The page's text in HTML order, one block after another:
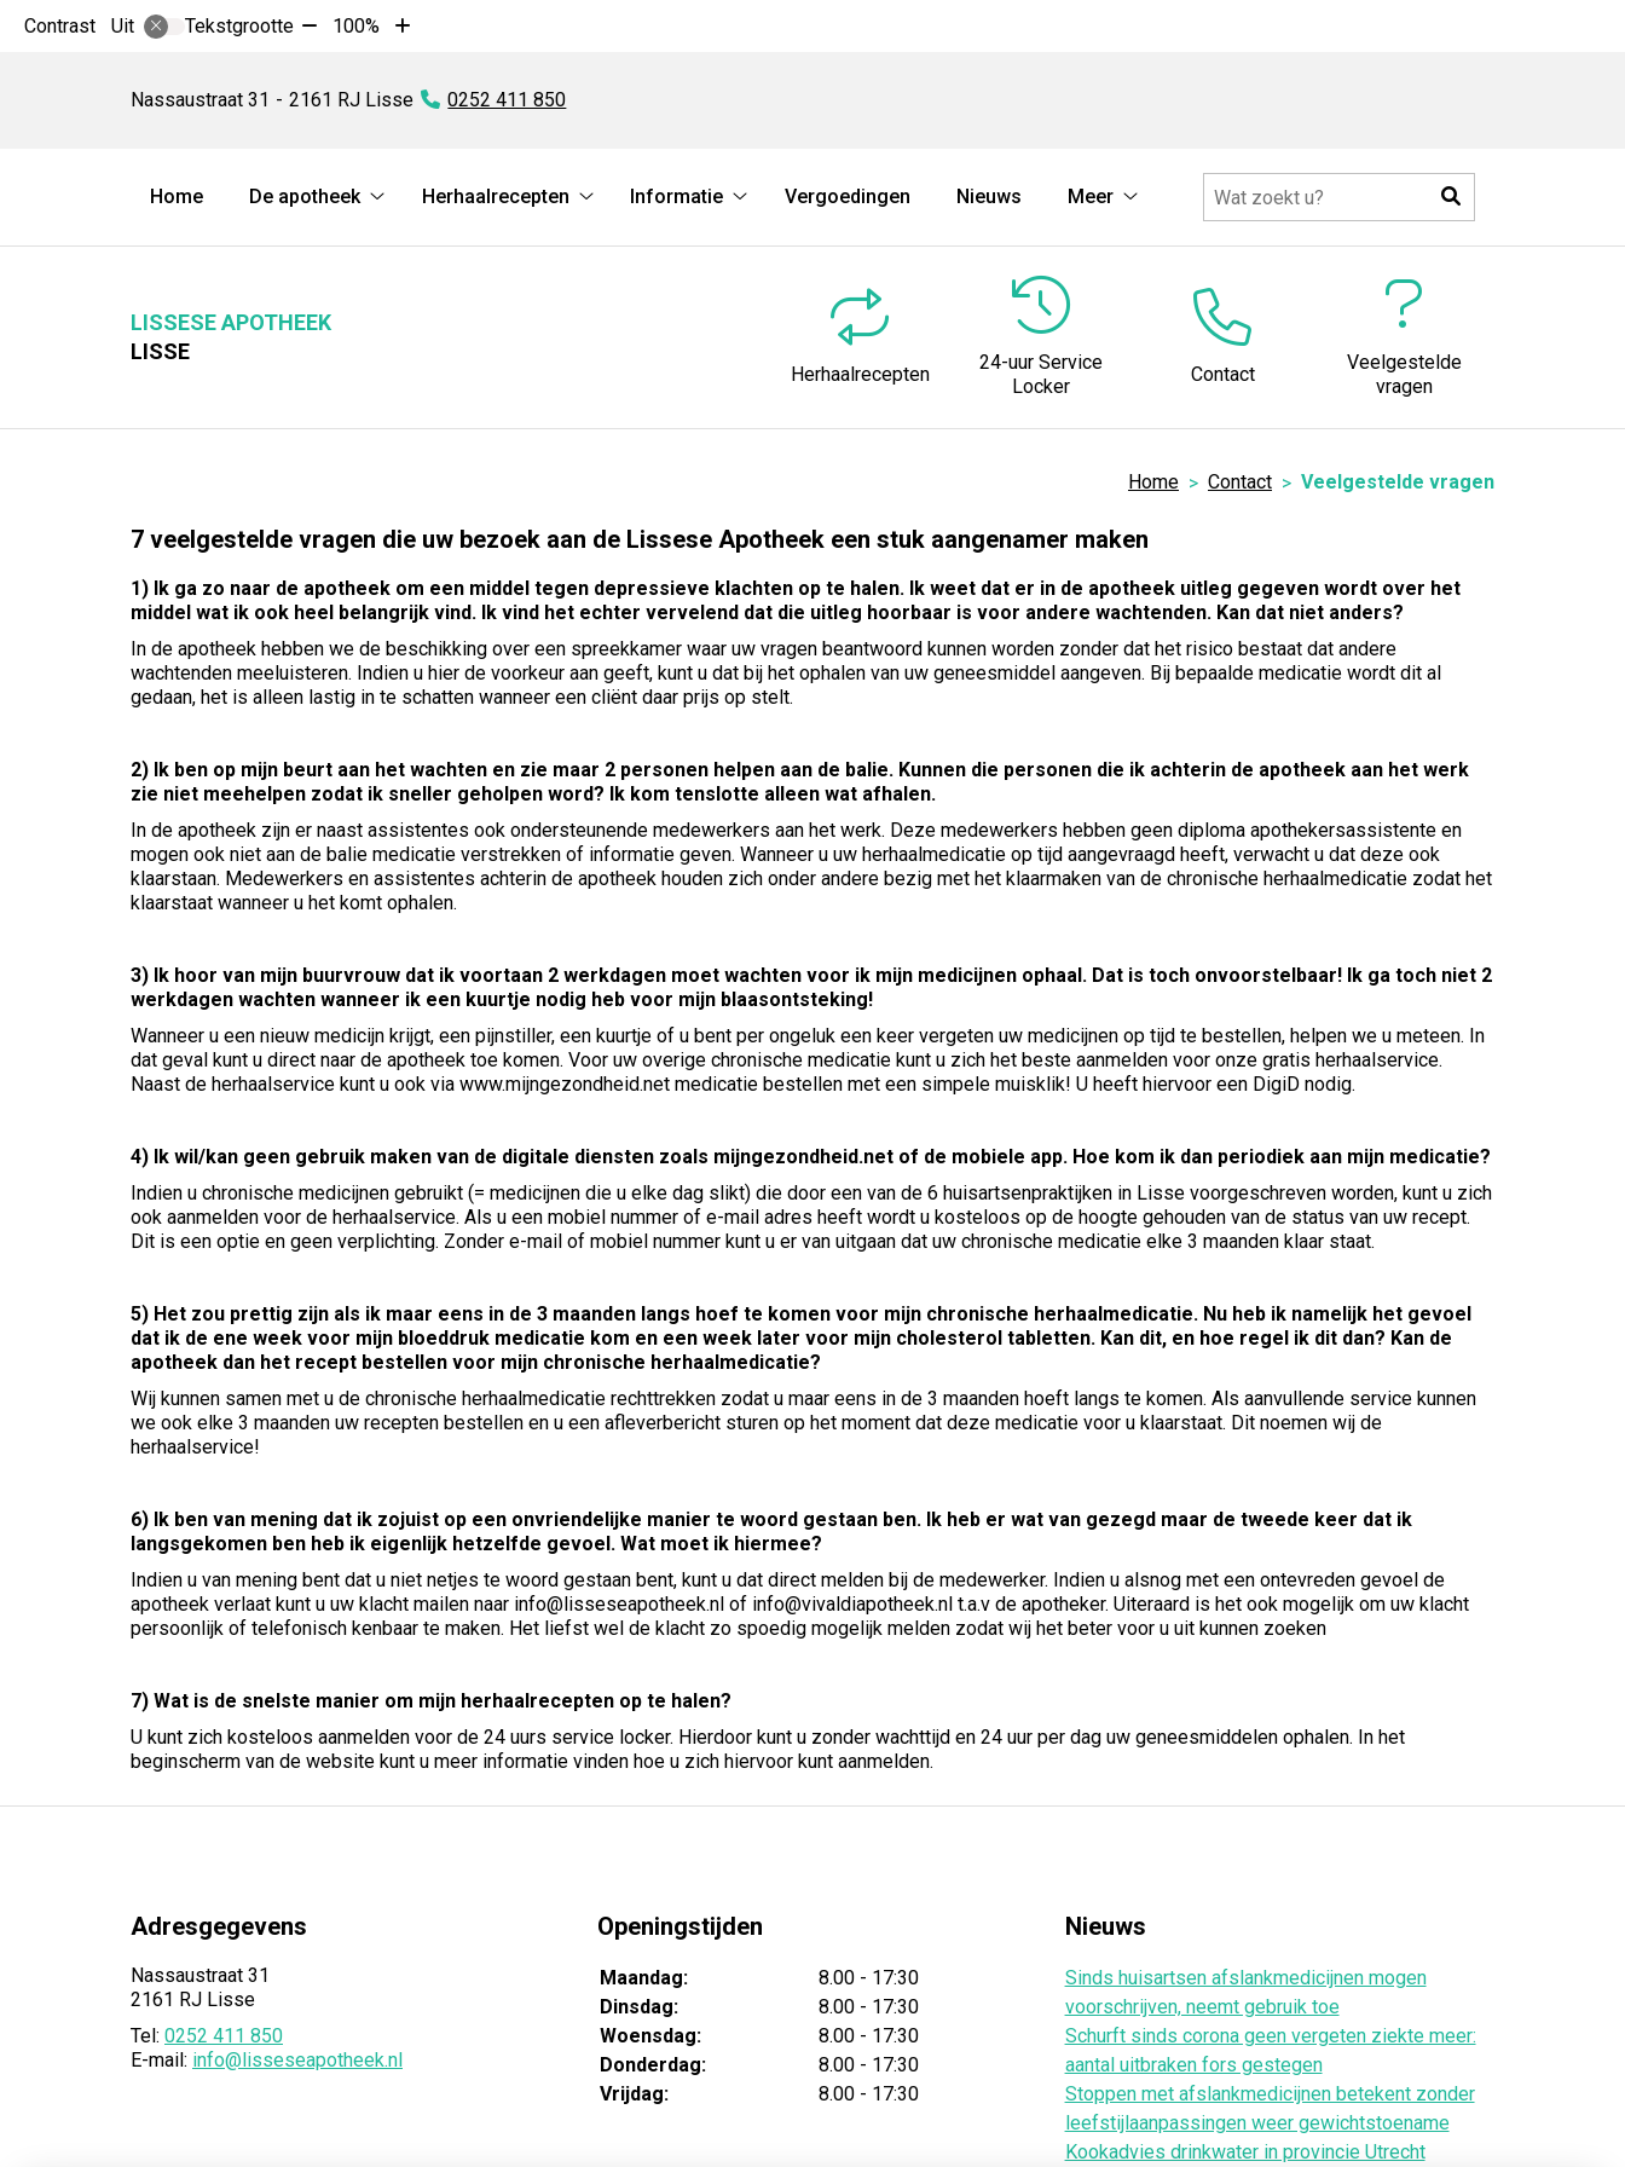
Contrast Uit Tekstgrootte Tekst
10%
100%
Tekst
10%
Nassaustraat 31 2161 RJ Lisse Tel:
0252 411 850
Hoofdmenu
Home
De apotheek
apotheek
Herhaalrecepten
submenu
Informatie
submenu
Vergoedingen Nieuws
Meer
submenu
Zoeken
LISSESE APOTHEEK
LISSE
Herhaalrecepten
24-uur Service
Locker
Contact
Veelgestelde
vragen
Home Contact Veelgestelde vragen
7 veelgestelde vragen die uw bezoek aan de Lissese Apotheek een stuk aangenamer maken
1) Ik ga zo naar de apotheek om een middel tegen depressieve klachten op te halen. Ik weet dat er in de apotheek uitleg gegeven wordt over het
middel wat ik ook heel belangrijk vind. Ik vind het echter vervelend dat die uitleg hoorbaar is voor andere wachtenden. Kan dat niet anders?
In de apotheek hebben we de beschikking over een spreekkamer waar uw vragen beantwoord kunnen worden zonder dat het risico bestaat dat andere
wachtenden meeluisteren. Indien u hier de voorkeur aan geeft, kunt u dat bij het ophalen van uw geneesmiddel aangeven. Bij bepaalde medicatie wordt dit al
gedaan, het is alleen lastig in te schatten wanneer een cliënt daar prijs op stelt.
2) Ik ben op mijn beurt aan het wachten en zie maar 2 personen helpen aan de balie. Kunnen die personen die ik achterin de apotheek aan het werk
zie niet meehelpen zodat ik sneller geholpen word? Ik kom tenslotte alleen wat afhalen.
In de apotheek zijn er naast assistentes ook ondersteunende medewerkers aan het werk. Deze medewerkers hebben geen diploma apothekersassistente en
mogen ook niet aan de balie medicatie verstrekken of informatie geven. Wanneer u uw herhaalmedicatie op tijd aangevraagd heeft, verwacht u dat deze ook
klaarstaan. Medewerkers en assistentes achterin de apotheek houden zich onder andere bezig met het klaarmaken van de chronische herhaalmedicatie zodat het
klaarstaat wanneer u het komt ophalen.
3) Ik hoor van mijn buurvrouw dat ik voortaan 2 werkdagen moet wachten voor ik mijn medicijnen ophaal. Dat is toch onvoorstelbaar! Ik ga toch niet 2
werkdagen wachten wanneer ik een kuurtje nodig heb voor mijn blaasontsteking!
Wanneer u een nieuw medicijn krijgt, een pijnstiller, een kuurtje of u bent per ongeluk een keer vergeten uw medicijnen op tijd te bestellen, helpen we u meteen. In
dat geval kunt u direct naar de apotheek toe komen. Voor uw overige chronische medicatie kunt u zich het beste aanmelden voor onze gratis herhaalservice.
Naast de herhaalservice kunt u ook via www.mijngezondheid.net medicatie bestellen met een simpele muisklik! U heeft hiervoor een DigiD nodig.
4) Ik wil/kan geen gebruik maken van de digitale diensten zoals mijngezondheid.net of de mobiele app. Hoe kom ik dan periodiek aan mijn medicatie?
Indien u chronische medicijnen gebruikt (= medicijnen die u elke dag slikt) die door een van de 6 huisartsenpraktijken in Lisse voorgeschreven worden, kunt u zich
ook aanmelden voor de herhaalservice. Als u een mobiel nummer of e-mail adres heeft wordt u kosteloos op de hoogte gehouden van de status van uw recept.
Dit is een optie en geen verplichting. Zonder e-mail of mobiel nummer kunt u er van uitgaan dat uw chronische medicatie elke 3 maanden klaar staat.
5) Het zou prettig zijn als ik maar eens in de 3 maanden langs hoef te komen voor mijn chronische herhaalmedicatie. Nu heb ik namelijk het gevoel
dat ik de ene week voor mijn bloeddruk medicatie kom en een week later voor mijn cholesterol tabletten. Kan dit, en hoe regel ik dit dan? Kan de
apotheek dan het recept bestellen voor mijn chronische herhaalmedicatie?
Wij kunnen samen met u de chronische herhaalmedicatie rechttrekken zodat u maar eens in de 3 maanden hoeft langs te komen. Als aanvullende service kunnen
we ook elke 3 maanden uw recepten bestellen en u een afleverbericht sturen op het moment dat deze medicatie voor u klaarstaat. Dit noemen wij de
herhaalservice!
6) Ik ben van mening dat ik zojuist op een onvriendelijke manier te woord gestaan ben. Ik heb er wat van gezegd maar de tweede keer dat ik
langsgekomen ben heb ik eigenlijk hetzelfde gevoel. Wat moet ik hiermee?
Indien u van mening bent dat u niet netjes te woord gestaan bent, kunt u dat direct melden bij de medewerker. Indien u alsnog met een ontevreden gevoel de
apotheek verlaat kunt u uw klacht mailen naar info@lisseseapotheek.nl of info@vivaldiapotheek.nl t.a.v de apotheker. Uiteraard is het ook mogelijk om uw klacht
persoonlijk of telefonisch kenbaar te maken. Het liefst wel de klacht zo spoedig mogelijk melden zodat wij het beter voor u uit kunnen zoeken
7) Wat is de snelste manier om mijn herhaalrecepten op te halen?
U kunt zich kosteloos aanmelden voor de 24 uurs service locker. Hierdoor kunt u zonder wachttijd en 24 uur per dag uw geneesmiddelen ophalen. In het
beginscherm van de website kunt u meer informatie vinden hoe u zich hiervoor kunt aanmelden.
Adresgegevens
Nassaustraat 31
2161 RJ Lisse
Tel: 0252 411 850
E-mail: info@lisseseapotheek.nl
Openingstijden
Maandag:
8.00 - 17:30
Dinsdag:
8.00 - 17:30
Woensdag:
8.00 - 17:30
Donderdag:
8.00 - 17:30
Vrijdag:
8.00 - 17:30
Nieuws
Sinds huisartsen afslankmedicijnen mogen
voorschrijven, neemt gebruik toe
Schurft sinds corona geen vergeten ziekte meer:
aantal uitbraken fors gestegen
Stoppen met afslankmedicijnen betekent zonder
leefstijlaanpassingen weer gewichtstoename
Kookadvies drinkwater in provincie Utrecht